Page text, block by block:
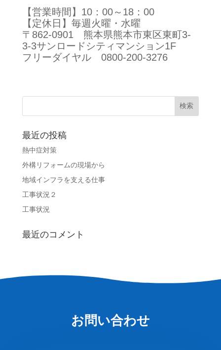
【営業時間】10：00～18：00
【定休日】毎週火曜・水曜
〒862-0901 熊本県熊本市東区東町3-
3-3サンロードシティマンション1F
フリーダイヤル 0800-200-3276
最近の投稿
熱中症対策
外構リフォームの現場から
地域インフラを支える仕事
工事状況２
工事状況
最近のコメント
お問い合わせ